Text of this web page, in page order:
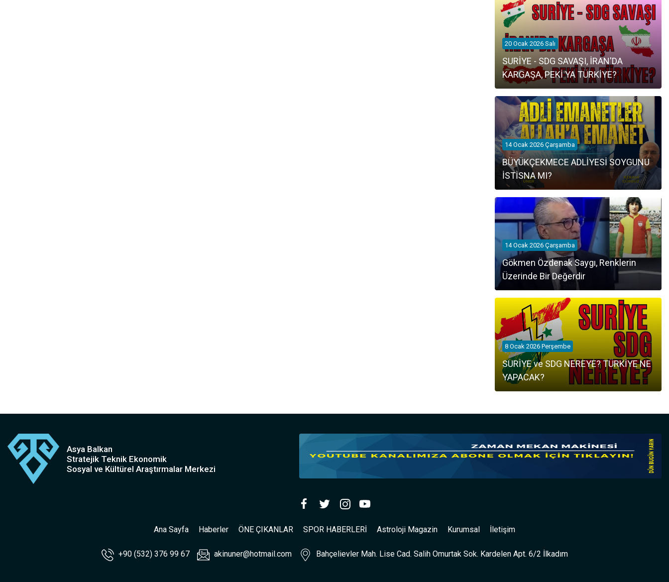
20 Ocak 2026 Salı
SURİYE - SDG SAVAŞI, İRAN'DA
KARGAŞA, PEKİ YA TÜRKİYE?
14 Ocak 2026 Çarşamba
BÜYÜKÇEKMECE ADLİYESİ SOYGUNU
İSTİSNA MI?
14 Ocak 2026 Çarşamba
Gökmen Özdenak Saygı, Renklerin
Üzerinde Bir Değerdir
8 Ocak 2026 Perşembe
SURİYE ve SDG NEREYE? TÜRKİYE NE
YAPACAK?
Asya Balkan
Stratejik Teknik Ekonomik
Sosyal ve Kültürel Araştırmalar Merkezi
Ana Sayfa Haberler ÖNE ÇIKANLAR SPOR HABERLERİ Astroloji Magazin Kurumsal İletişim
+90 (532) 376 99 67 akinuner@hotmail.com Bahçelievler Mah. Lise Cad. Salih Omurtak Sok. Kardelen Apt. 6/2 İlkadım